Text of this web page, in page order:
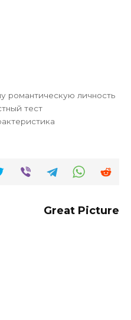
романтическую личность
тест
Great Picture